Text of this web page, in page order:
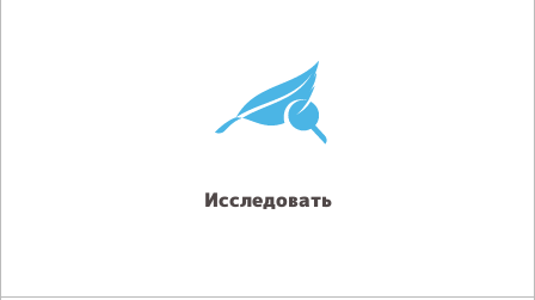
Исследовать